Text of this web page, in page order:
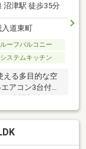
沼津駅 徒歩35分
道東町
ルーフバルコニー
システムキッチン
る多目的な空
アコン3台付
レージから直
街地が近い、内
分以内、陽当
ャワー付洗面化